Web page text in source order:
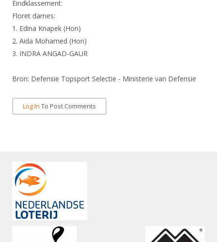
Alle Verenigingen
Nieuws
Witte Vlekkenplan
Oprichting Vereniging
Overschrijven leden
JEC
Wedstrijdorganisatie
Aanvragen van scheidsrechters
Scheidsrechterslijst
Promotie en logo
Geschiedenis van het schermen
Scheidsrechter Documentatie
Opleidingen
Tuchtzaken
Bibliotheek
Eindklassement:
Floret dames:
1. Edina Knapek (Hon)
2. Aida Mohamed (Hon)
3. INDRA ANGAD-GAUR
Bron: Defensie Topsport Selectie - Ministerie van Defensie
Log In To Post Comments